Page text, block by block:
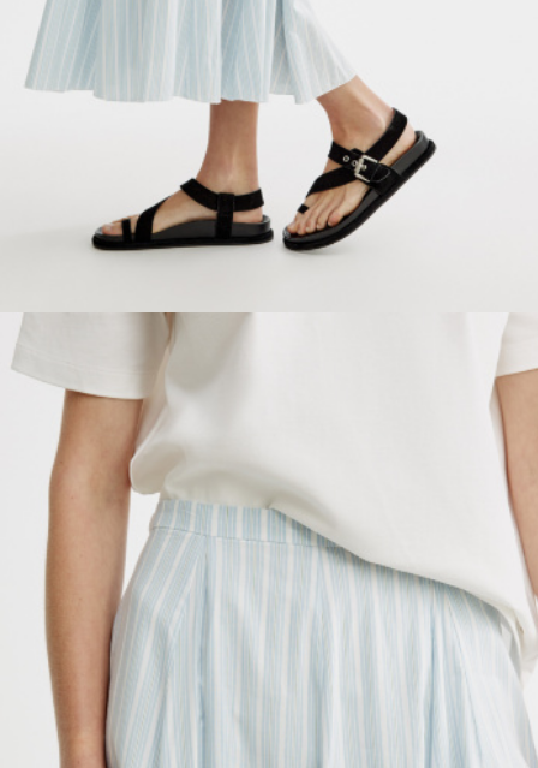
ПОДАРОЧНЫЕ СЕРТИФИКАТЫ
НА СЛУЧАЙ ПОНЕДЕЛЬНИКА
КОНСТРУКТОР ГАРДЕРОБА
АКСЕССУАРЫ
ОБУВЬ
ПРИМЕРИТЬ ОНЛАЙН
SELA × ЧЕБУРАШКА
SELA × СОЮЗМУЛЬТФИЛЬМ
SELA.PREMIUM
ДЕНИМ
СКОРО В ПРОДАЖЕ
РАСПРОДАЖА ДО -60%
ПОДАРОЧНЫЕ СЕРТИФИКАТЫ
СКАНДИНАВСКОЕ ДЕТСТВО
ШКОЛА СКОРО
ЛЕГКО ГЛАДИТЬ